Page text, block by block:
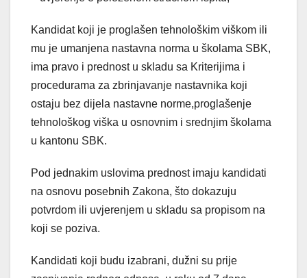
Kandidat koji je proglašen tehnološkim viškom ili
mu je umanjena nastavna norma u školama SBK,
ima pravo i prednost u skladu sa Kriterijima i
procedurama za zbrinjavanje nastavnika koji
ostaju bez dijela nastavne norme,proglašenje
tehnološkog viška u osnovnim i srednjim školama
u kantonu SBK.
Pod jednakim uslovima prednost imaju kandidati
na osnovu posebnih Zakona, što dokazuju
potvrdom ili uvjerenjem u skladu sa propisom na
koji se poziva.
Kandidati koji budu izabrani, dužni su prije